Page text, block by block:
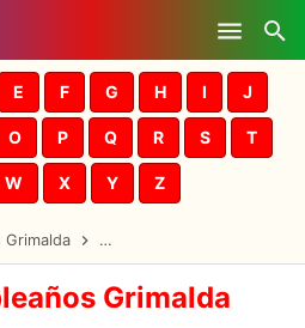
main content
E F G H I J
O P Q R S T
W X Y Z
Grimalda Gifs Cumpleaños Grimalda
Grimalda